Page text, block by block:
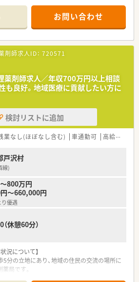
宅業務にも対応します。
と事務員1名の体制で協力しながら地域住民
する風通しの良い店舗です。
人物像について】
ための急募となっており早期にご入職いた
歓迎しております。
ニケーションを大切にし地域医療に貢献し
持つ方を求めております。
お持ちの方を優遇いたしますが未経験の方
ずはご相談ください。
】
て3店舗の調剤薬局を運営し居宅介護支援も
ケアの中核を担います。
維持に積極的に貢献します。
連携しながら患者様の健康生活や病院から在
移行を全力で支援します。
お問い合わせ
剤師求人ID： 720571
薬剤師求人／年収700万円以上相談
良好。地域医療に貢献したい方に
検討リストに追加
業なし(ほぼなし含む) 車通勤可 高給与(600万円以上)
戸沢村
線)
800万円
～660,000円
優遇
（休憩60分）
況について】
分の立地にあり、地域の住民の交流の場所に
局です。